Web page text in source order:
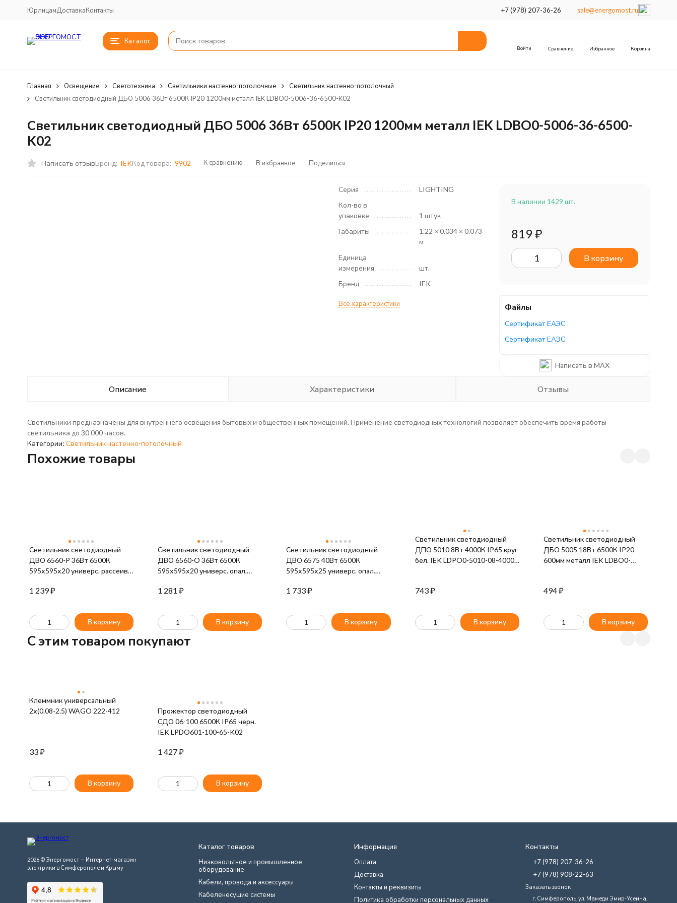
ЮрлицамДоставкаКонтакты +7 (978) 207-36-26 sale@energomost.ru
Каталог
Войти Сравнение Избранное Корзина
Главная Освещение Светотехника Светильники настенно-потолочные
Светильник настенно-потолочный
Светильник светодиодный ДБО 5006 36Вт 6500К IP20 1200мм металл IEK LDBO0-5006-36-6500-K02
Светильник светодиодный ДБО 5006 36Вт 6500К IP20 1200мм металл IEK LDBO0-5006-36-6500-
K02
Написать отзывБренд: IEKКод товара: 9902 К сравнению В избранное Поделиться
Серия
LIGHTING
Кол-во в
упаковке
1 штук
Габариты
1.22 × 0.034 × 0.073
м
Единица
измерения
шт.
Бренд
IEK
Все характеристики
В наличии 1429 шт.
819₽
В корзину
Файлы
Сертификат ЕАЭС
Сертификат ЕАЭС
Написать в MAX
Описание Характеристики Отзывы
Светильники предназначены для внутреннего освещения бытовых и общественных помещений. Применение светодиодных технологий позволяет обеспечить время работы
светильника до 30 000 часов.
Категории: Светильник настенно-потолочный
Похожие товары
Светильник светодиодный
ДВО 6560-P 36Вт 6500К
595х595х20 универс. рассеив.
IEK LDVO2-6560-36-6500-U-
1 239₽
В корзину
Светильник светодиодный
ДВО 6560-O 36Вт 6500К
595х595х20 универс. опал.
IEK LDVO3-6560-36-6500-U-
1 281 ₽
В корзину
Светильник светодиодный
ДВО 6575 40Вт 6500К
595х595х25 универс. опал.
6575-40-6500-K01
1 733₽
В корзину
Светильник светодиодный
ДПО 5010 8Вт 4000К IP65 круг
бел. IEK LDPO0-5010-08-4000-
743₽
В корзину
Светильник светодиодный
ДБО 5005 18Вт 6500К IP20
600мм металл IEK LDBO0-
494₽
В корзину
C этим товаром покупают
Клеммник универсальный
2х(0.08-2.5) WAGO 222-412
33₽
В корзину
Прожектор светодиодный
СДО 06-100 6500К IP65 черн.
IEK LPDO601-100-65-K02
1 427₽
В корзину
2026 © Энергомост — Интернет-магазин
электрики в Симферополе и Крыму
Каталог товаров
Низковольтное и промышленное
оборудование
Кабели, провода и аксессуары
Кабеленесущие системы
Информация
Оплата
Доставка
Контакты и реквизиты
Политика обработки персональных данных
Контакты
+7 (978) 207-36-26
+7 (978) 908-22-63
Заказать звонок
г. Симферополь, ул. Мамеди Эмир-Усеина,